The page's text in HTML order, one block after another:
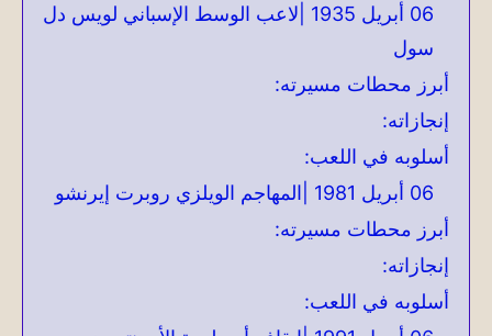
06 أبريل 1935 |لاعب الوسط الإسباني لويس دل
سول
أبرز محطات مسيرته:
إنجازاته:
أسلوبه في اللعب:
06 أبريل 1981 |المهاجم الويلزي روبرت إيرنشو
أبرز محطات مسيرته:
إنجازاته:
أسلوبه في اللعب: